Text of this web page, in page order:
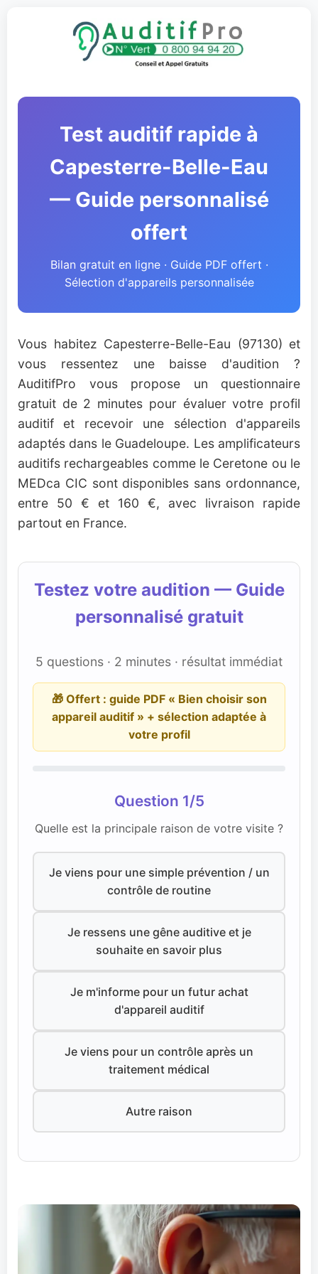
Test auditif rapide à
Capesterre-Belle-Eau
— Guide personnalisé
offert
Bilan gratuit en ligne · Guide PDF offert ·
Sélection d'appareils personnalisée
Vous habitez Capesterre-Belle-Eau (97130) et
vous ressentez une baisse d'audition ?
AuditifPro vous propose un questionnaire
gratuit de 2 minutes pour évaluer votre profil
auditif et recevoir une sélection d'appareils
adaptés dans le Guadeloupe. Les amplificateurs
auditifs rechargeables comme le Ceretone ou le
MEDca CIC sont disponibles sans ordonnance,
entre 50 € et 160 €, avec livraison rapide
partout en France.
Testez votre audition — Guide
personnalisé gratuit
5 questions · 2 minutes · résultat immédiat
🎁 Offert : guide PDF « Bien choisir son
appareil auditif » + sélection adaptée à
votre profil
Question 1/5
Quelle est la principale raison de votre visite ?
Je viens pour une simple prévention / un
contrôle de routine
Je ressens une gêne auditive et je
souhaite en savoir plus
Je m'informe pour un futur achat
d'appareil auditif
Je viens pour un contrôle après un
traitement médical
Autre raison